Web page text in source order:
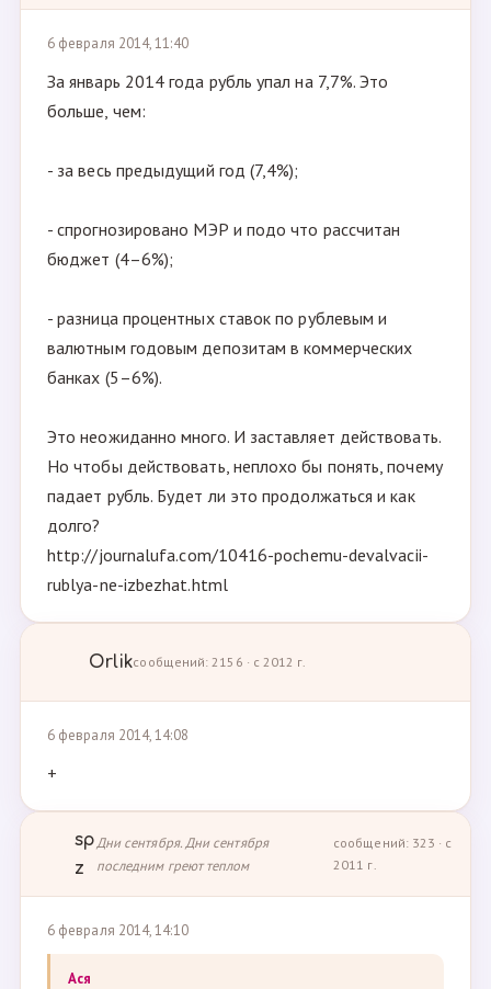
6 февраля 2014, 11:40
За январь 2014 года рубль упал на 7,7%. Это
больше, чем:
- за весь предыдущий год (7,4%);
- спрогнозировано МЭР и подо что рассчитан
бюджет (4–6%);
- разница процентных ставок по рублевым и
валютным годовым депозитам в коммерческих
банках (5–6%).
Это неожиданно много. И заставляет действовать.
Но чтобы действовать, неплохо бы понять, почему
падает рубль. Будет ли это продолжаться и как
долго?
http://journalufa.com/10416-pochemu-devalvacii-
rublya-ne-izbezhat.html
Orlikсообщений: 2156 · с 2012 г.
6 февраля 2014, 14:08
+
sp
z
Дни сентября. Дни сентября
последним греют теплом
сообщений: 323 · с
2011 г.
6 февраля 2014, 14:10
Ася